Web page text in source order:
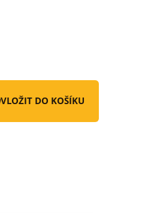
VLOŽIT DO KOŠÍKU